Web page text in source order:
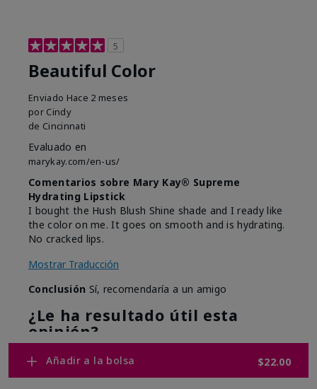
Añadir a la bolsa $22.00
5
Beautiful Color
Enviado Hace 2 meses
por Cindy
de Cincinnati
Evaluado en
marykay.com/en-us/
Comentarios sobre Mary Kay® Supreme
Hydrating Lipstick
I bought the Hush Blush Shine shade and I ready like
the color on me. It goes on smooth and is hydrating.
No cracked lips.
Mostrar Traducción
Conclusión Sí, recomendaría a un amigo
¿Le ha resultado útil esta
opinión?
4 0